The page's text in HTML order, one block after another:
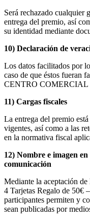
Será rechazado cualquier
entrega del premio, así
su identidad mediante
10) Declaración de
Los datos facilitados por
caso de que éstos fueran
CENTRO
11) Cargas fiscales
La entrega del premio
vigentes, así como a las
en la normativa fiscal
12) Nombre e imagen
comunicación
Mediante la aceptación
4 Tarjetas Regalo de 50€
participantes permiten y
sean publicadas por